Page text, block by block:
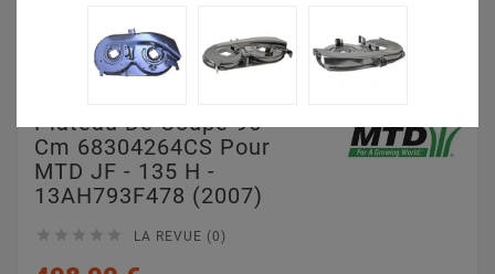
Plateau De Coupe 96
Cm 68304264CS Pour
MTD JF - 135 H -
13AH793F478 (2007)
     LA REVUE (0)